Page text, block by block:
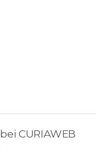
bei CURIAWEB